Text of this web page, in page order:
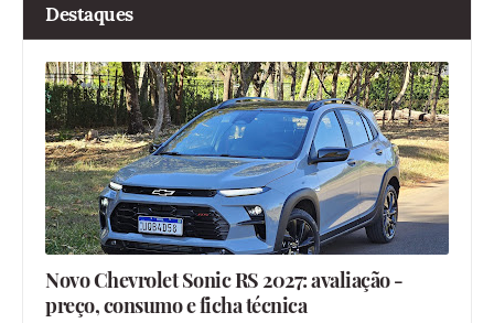
Destaques
Novo Chevrolet Sonic RS 2027: avaliação -
preço, consumo e ficha técnica